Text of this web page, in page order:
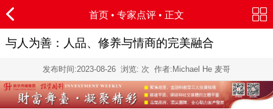
首页 • 专家点评 • 正文
与人为善：人品、修养与情商的完美融合
发布时间:2023-08-26 浏览: 次 作者:Michael He 麦哥